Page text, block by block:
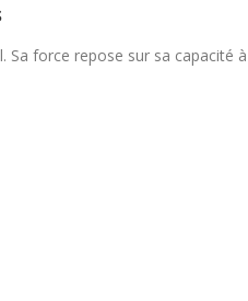
Sa force repose sur sa capacité à